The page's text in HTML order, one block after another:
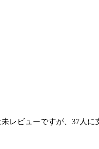
ビューですが、37人に